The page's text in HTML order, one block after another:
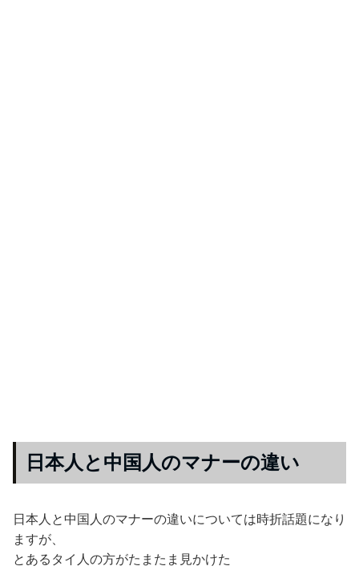
日本人と中国人のマナーの違い
日本人と中国人のマナーの違いについては時折話題になり
ますが、
とあるタイ人の方がたまたま見かけた